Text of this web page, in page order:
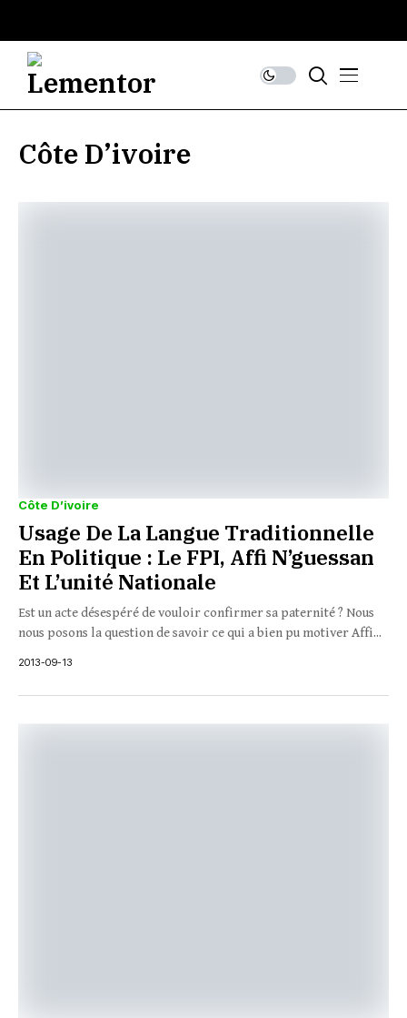
Côte D’ivoire
Côte D’ivoire
Usage De La Langue Traditionnelle
En Politique : Le FPI, Affi N’guessan
Et L’unité Nationale
Est un acte désespéré de vouloir confirmer sa paternité ? Nous
nous posons la question de savoir ce qui a bien pu motiver Affi...
2013-09-13